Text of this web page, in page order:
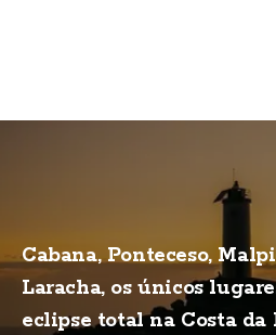
Cabana, Ponteceso,
Laracha, os únicos
eclipse total na Costa da